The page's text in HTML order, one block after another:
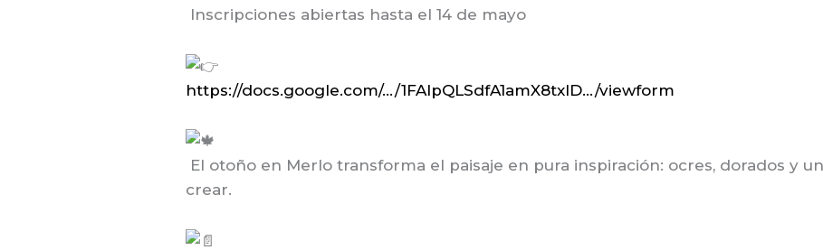
Inscripciones abiertas hasta el 14 de mayo
https://docs.google.com/…/1FAIpQLSdfA1amX8txlD…/viewform
El otoño en Merlo transforma el paisaje en pura inspiración: ocres, dorados y
crear.